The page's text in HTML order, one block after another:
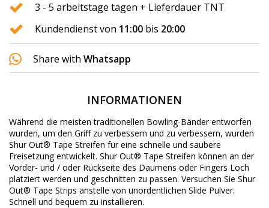
3 - 5 arbeitstage tagen + Lieferdauer TNT
Kundendienst von 11:00 bis 20:00
Share with Whatsapp
INFORMATIONEN
Während die meisten traditionellen Bowling-Bänder entworfen
wurden, um den Griff zu verbessern und zu verbessern, wurden
Shur Out® Tape Streifen für eine schnelle und saubere
Freisetzung entwickelt. Shur Out® Tape Streifen können an der
Vorder- und / oder Rückseite des Daumens oder Fingers Loch
platziert werden und geschnitten zu passen. Versuchen Sie Shur
Out® Tape Strips anstelle von unordentlichen Slide Pulver.
Schnell und bequem zu installieren.